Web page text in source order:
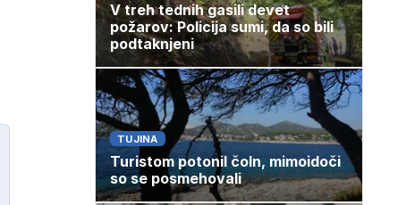
V treh tednih gasili devet
požarov: Policija sumi, da so bili
podtaknjeni
TUJINA
Turistom potonil čoln, mimoidoči
so se posmehovali